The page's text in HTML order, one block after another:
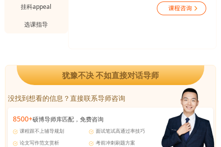
挂科appeal
选课指导
犹豫不决 不如直接对话导师
没找到想看的信息？直接联系导师咨询
8500+硕博导师库匹配，免费咨询
课程跟不上辅导规划
面试笔试高通过率技巧
论文写作范文赏析
考前冲刺刷题方案